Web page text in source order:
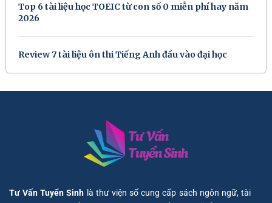
Top 6 tài liệu học TOEIC từ con số 0 miễn phí hay năm
2026
Review 7 tài liệu ôn thi Tiếng Anh đầu vào đại học
Tư Vấn Tuyển Sinh là thư viện số cung cấp sách ngôn ngữ, tài